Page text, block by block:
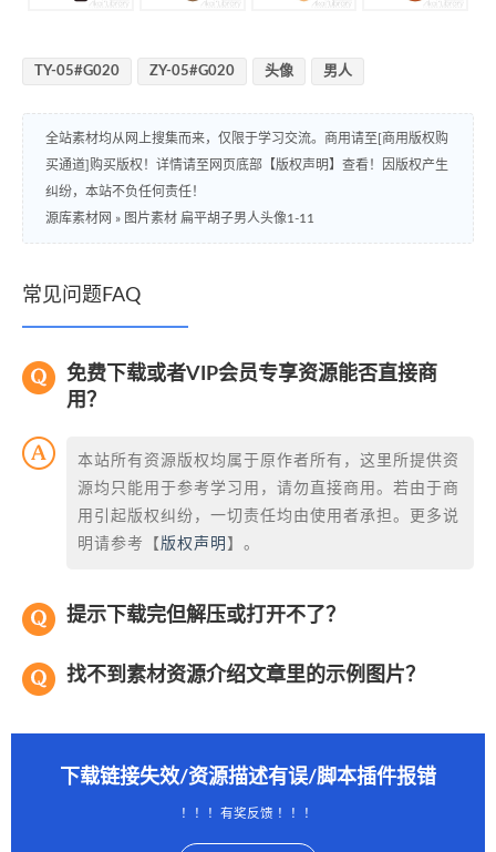
TY-05#G020 ZY-05#G020 头像 男人
全站素材均从网上搜集而来，仅限于学习交流。商用请至[商用版权购
买通道]购买版权！详情请至网页底部【版权声明】查看！因版权产生
纠纷，本站不负任何责任！
源库素材网 » 图片素材 扁平胡子男人头像1-11
常见问题FAQ
免费下载或者VIP会员专享资源能否直接商
用？
本站所有资源版权均属于原作者所有，这里所提供资
源均只能用于参考学习用，请勿直接商用。若由于商
用引起版权纠纷，一切责任均由使用者承担。更多说
明请参考【 版权声明 】。
提示下载完但解压或打开不了？
找不到素材资源介绍文章里的示例图片？
下载链接失效/资源描述有误/脚本插件报错
！！！有奖反馈 ！！！